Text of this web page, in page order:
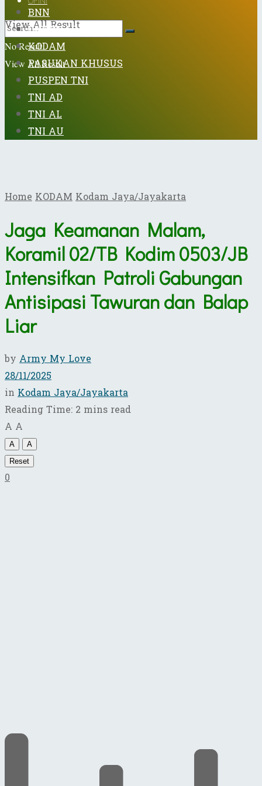
No Result
View All Result
View All Result
BNN
DISPENAD
KODAM
PASUKAN KHUSUS
PUSPEN TNI
TNI AD
TNI AL
TNI AU
HomeKODAMKodam Jaya/Jayakarta
​Jaga Keamanan Malam,
Koramil 02/TB Kodim 0503/JB
Intensifkan Patroli Gabungan
Antisipasi Tawuran dan Balap
Liar ​
by Army My Love
28/11/2025
in Kodam Jaya/Jayakarta
Reading Time: 2 mins read
A A
A
A
Reset
0